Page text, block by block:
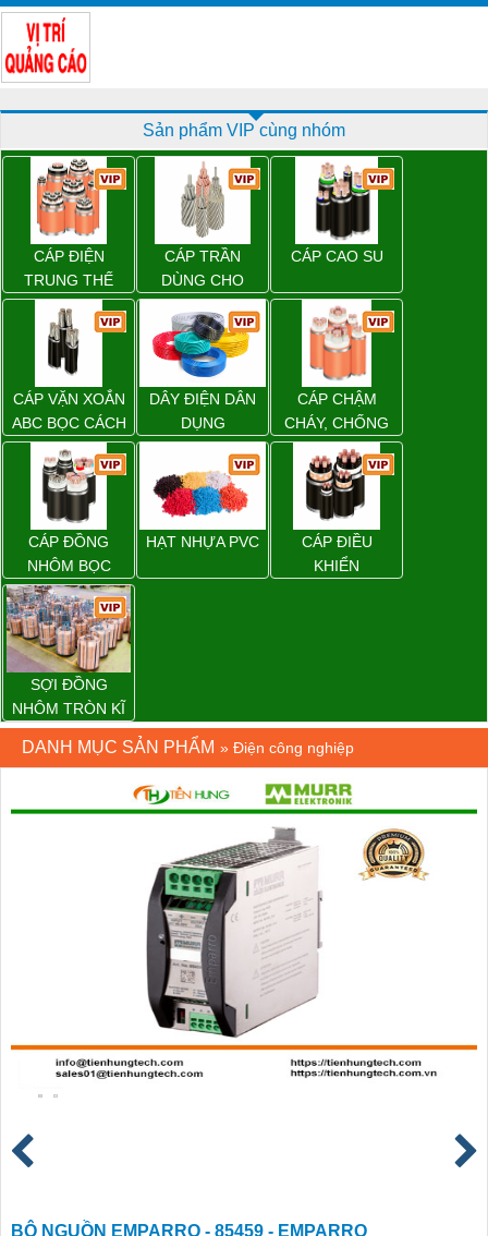
Sản phẩm VIP cùng nhóm
CÁP ĐIỆN
TRUNG THẾ
CÁP TRẦN
DÙNG CHO
ĐƯỜNG DÂY
TẢI ĐIỆN TRÊN
KHÔNG
CÁP CAO SU
CÁP VẶN XOẮN
ABC BỌC CÁCH
ĐIỆN XLPE
DÂY ĐIỆN DÂN
DỤNG
CÁP CHẬM
CHÁY, CHỐNG
CHÁY
CÁP ĐỒNG
NHÔM BỌC
HẠT NHỰA PVC
CÁP ĐIỀU
KHIỂN
SỢI ĐỒNG
NHÔM TRÒN KĨ
THUẬT ĐIỆN
DANH MỤC SẢN PHẨM » Điện công nghiệp
BỘ NGUỒN EMPARRO - 85459 - EMPARRO